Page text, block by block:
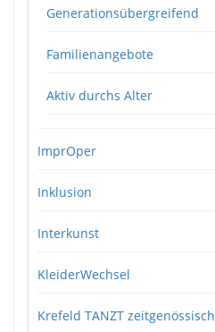
Generationsübergreifend
Familienangebote
Aktiv durchs Alter
ImprOper
Inklusion
Interkunst
KleiderWechsel
Krefeld TANZT zeitgenössisch